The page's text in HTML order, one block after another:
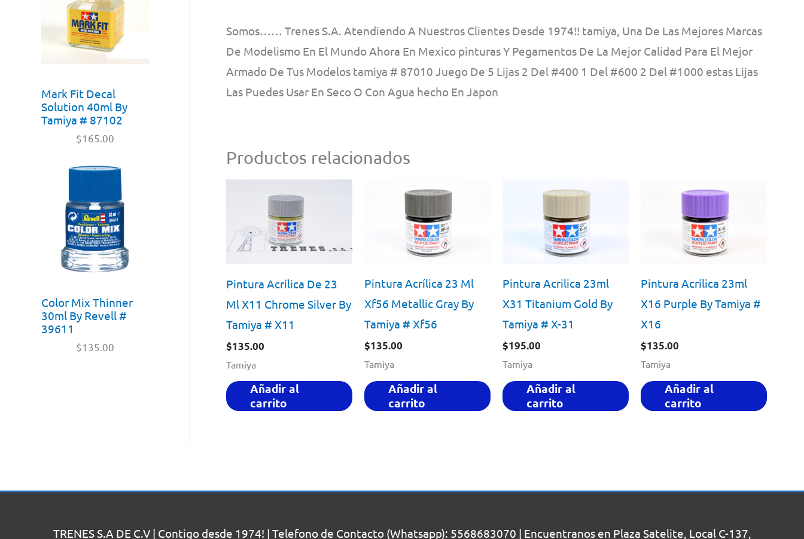
Mark Fit Decal
Solution 40ml By
Tamiya # 87102
$165.00
Color Mix Thinner
30ml By Revell #
39611
$135.00
Somos…… Trenes S.A. Atendiendo A Nuestros Clientes Desde 1974!! tamiya, Una De Las Mejores Marcas
De Modelismo En El Mundo Ahora En Mexico pinturas Y Pegamentos De La Mejor Calidad Para El Mejor
Armado De Tus Modelos tamiya # 87010 Juego De 5 Lijas 2 Del #400 1 Del #600 2 Del #1000 estas Lijas
Las Puedes Usar En Seco O Con Agua hecho En Japon
Productos relacionados
Pintura Acrílica De 23
Ml X11 Chrome Silver By
Tamiya # X11
$135.00
Tamiya
Añadir al
carrito
Pintura Acrílica 23 Ml
Xf56 Metallic Gray By
Tamiya # Xf56
$135.00
Tamiya
Añadir al
carrito
Pintura Acrilica 23ml
X31 Titanium Gold By
Tamiya # X-31
$195.00
Tamiya
Añadir al
carrito
Pintura Acrílica 23ml
X16 Purple By Tamiya #
X16
$135.00
Tamiya
Añadir al
carrito
TRENES S.A DE C.V | Contigo desde 1974! | Telefono de Contacto (Whatsapp): 5568683070 | Encuentranos en Plaza Satelite, Local C-137,